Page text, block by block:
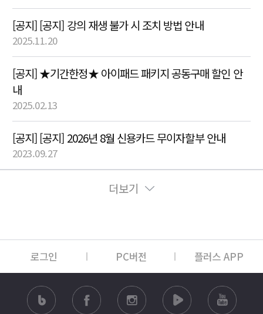
[공지] [공지] 강의 재생 불가 시 조치 방법 안내
2025.11.20
[공지] ★기간한정★ 아이패드 패키지 공동구매 할인 안
내
2025.02.13
[공지] [공지] 2026년 8월 신용카드 무이자할부 안내
2023.09.27
더보기
로그인 PC버전 플러스 APP